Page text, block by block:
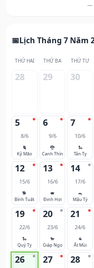
—
Lịch Tháng 7 Năm
THỨ HAI THỨ BA THỨ TƯ
28 29 30
5
8/6
🐈
Kỷ Mão
6
9/6
🐉
Canh Thìn
7
10/6
🐍
Tân Tỵ
12
15/6
🐕
Bính Tuất
13
16/6
🐖
Đinh Hợi
14
17/6
🐀
Mậu Tý
19
22/6
🐍
Quý Tỵ
20
23/6
🐎
Giáp Ngọ
21
24/6
🐐
Ất Mùi
26 27 28